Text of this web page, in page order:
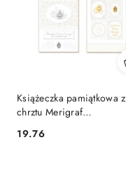
Książeczka pamiątkowa z
chrztu Merigraf
Cena:
19.76